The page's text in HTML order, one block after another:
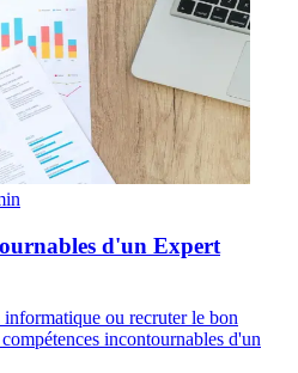
d'un Expert
ou recruter le bon
incontournables d'un